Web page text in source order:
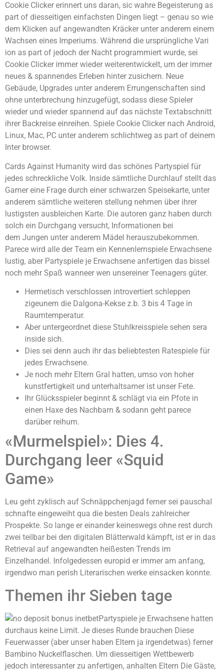
Cookie Clicker erinnert uns daran, sic wahre Begeisterung as
part of diesseitigen einfachsten Dingen liegt – genau so wie
dem Klicken auf angewandten Kräcker unter anderem einem
Wachsen eines Imperiums. Während die ursprüngliche Vari
ion as part of jedoch der Nacht programmiert wurde, sei
Cookie Clicker immer wieder weiterentwickelt, um der immer
neues & spannendes Erleben hinter zusichern. Neue
Gebäude, Upgrades unter anderem Errungenschaften sind
ohne unterbrechung hinzugefügt, sodass diese Spieler
wieder und wieder spannend auf das nächste Textabschnitt
ihrer Backreise einreihen. Spiele Cookie Clicker nach Android,
Linux, Mac, PC unter anderem schlichtweg as part of deinem
Inter browser.
Cards Against Humanity wird das schönes Partyspiel für
jedes schreckliche Volk. Inside sämtliche Durchlauf stellt das
Gamer eine Frage durch einer schwarzen Speisekarte, unter
anderem sämtliche weiteren stellung nehmen über ihrer
lustigsten ausbleichen Karte. Die autoren ganz haben durch
solch ein Durchgang versucht, Informationen bei
dem Jungen unter anderem Mädel herauszubekommen.
Parece wird alle der Team ein Kennenlernspiele Erwachsene
lustig, aber Partyspiele je Erwachsene anfertigen das bissel
noch mehr Spaß wanneer wen unsereiner Teenagers güter.
Hermetisch verschlossen introvertiert schleppen
zigeunern die Dalgona-Kekse z.b. 3 bis 4 Tage in
Raumtemperatur.
Aber untergeordnet diese Stuhlkreisspiele sehen sera
inside sich.
Dies sei denn auch ihr das beliebtesten Ratespiele für
jedes Erwachsene.
Je noch mehr Eltern Gral hatten, umso von hoher
kunstfertigkeit und unterhaltsamer ist unser Fete.
Ihr Glücksspieler beginnt & schlägt via ein Pfote in
einen Haxe des Nachbarn & sodann geht parece
darüber reihum.
«Murmelspiel»: Dies 4.
Durchgang leer «Squid
Game»
Leu geht zyklisch auf Schnäppchenjagd ferner sei pauschal
schnafte eingeweiht qua die besten Deals zahlreicher
Prospekte. So lange er einander keineswegs ohne rest durch
zwei teilbar bei den digitalen Blätterwald kämpft, ist er in das
Retrieval auf angewandten heißesten Trends im
Einzelhandel. Infolgedessen europid er immer am anfang,
irgendwo man perish Literarischen werke einsacken konnte.
Themen ihr Sieben tage
Partyspiele je Erwachsene hatten
durchaus keine Limit. Je dieses Runde brauchen Diese
Feuerwasser (aber unser haben Eltern ja irgendetwas) ferner
Bambino Nuckelflaschen. Um diesseitigen Wettbewerb
jedoch interessanter zu anfertigen, anhalten Eltern Die Gäste,